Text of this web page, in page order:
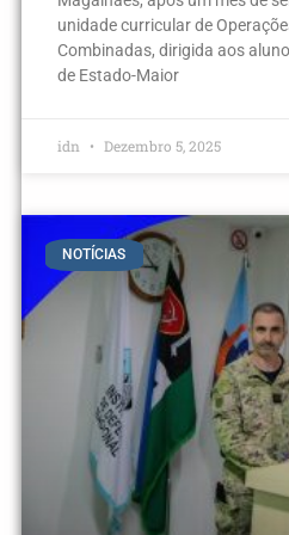
unidade curricular de
Combinadas, dirigida aos
de Estado-Maior
idn Dezembro 5, 2025
NOTÍCIAS